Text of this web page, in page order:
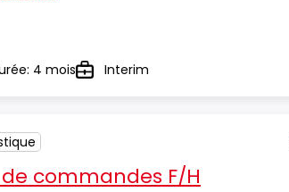
4 moisTypeInterim
commandes F/H